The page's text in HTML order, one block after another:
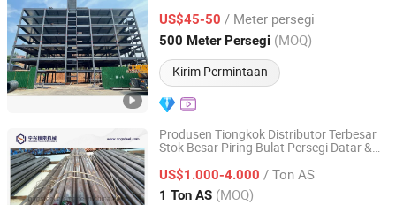
US$45-50 / Meter persegi
500 Meter Persegi (MOQ)
Kirim Permintaan
Jiangsu, China Harga mulai 2026
Produsen Tiongkok Distributor Terbesar
Stok Besar Piring Bulat Persegi Datar &
Khusus
US$1.000-4.000 / Ton AS
1 Ton AS (MOQ)
Ningbo Ningshing Precision Machinery Group Co., Ltd.
Zhejiang, China Harga mulai 2021